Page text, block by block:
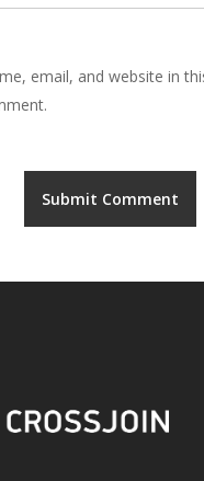
email, and website in